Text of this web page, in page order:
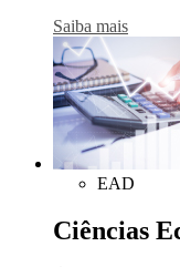
Saiba mais
EAD
Ciências